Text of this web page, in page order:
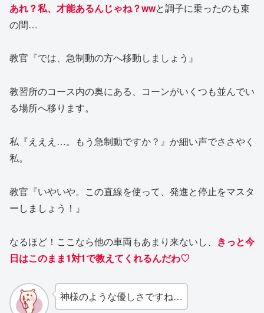
あれ？私、才能あるんじゃね？wwと調子に乗ったのも束
の間…
教官『では、急制動の方へ移動しましょう』
教習所のコース内の奥にある、コーンがいくつも並んでい
る場所へ移ります。
私『えええ…。もう急制動ですか？』か細い声でささやく
私。
教官『いやいや。この直線を使って、発進と停止をマスタ
ーしましょう！』
なるほど！ここなら他の車両もあまり来ないし、 きっと今
日はこのまま1対1で教えてくれるんだわ♡
神様のような優しさですね…